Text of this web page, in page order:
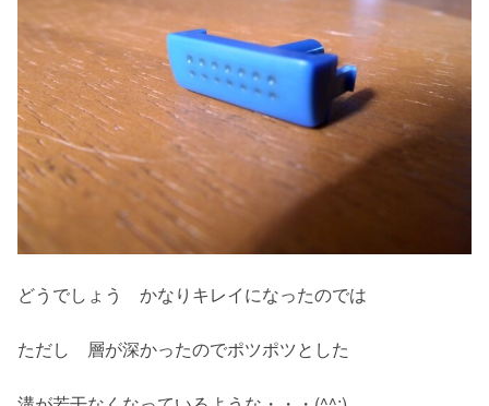
どうでしょう かなりキレイになったのでは
ただし 層が深かったのでポツポツとした